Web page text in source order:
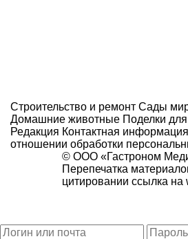
Строительство и ремонт Сады
Домашние животные Поделки
Редакция Контактная информация
отношении обработки
© ООО «Гастроном
Перепечатка
цитировании ссылка на